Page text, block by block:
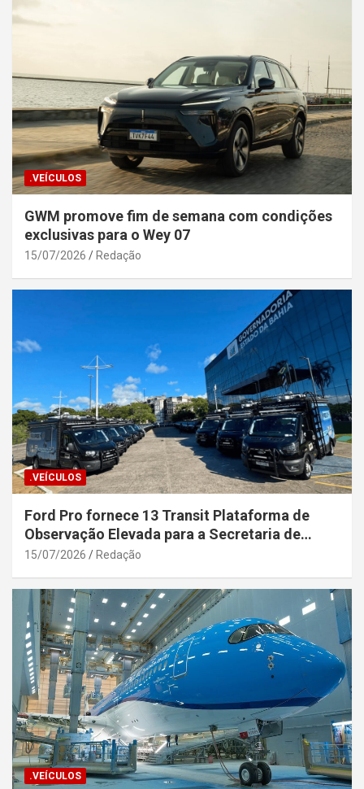
.VEÍCULOS
GWM promove fim de semana com condições
exclusivas para o Wey 07
15/07/2026 Redação
.VEÍCULOS
Ford Pro fornece 13 Transit Plataforma de
Observação Elevada para a Secretaria de
Segurança Pública da Bahia
15/07/2026 Redação
.VEÍCULOS